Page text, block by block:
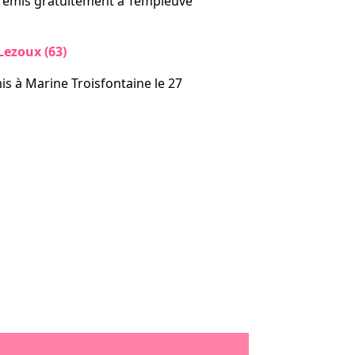
(63)
à Marine Troisfontaine le 27